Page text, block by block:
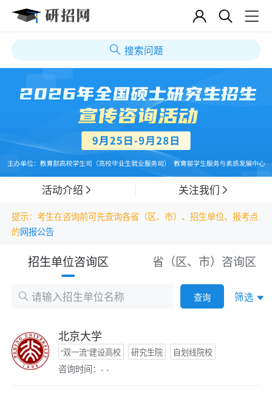
搜索问题
活动介绍 关注我们
提示：考生在咨询前可先查询各省（区、市）、招生单位、报考点
的网报公告
招生单位咨询区 省（区、市）咨询区
查询 筛选
北京大学
“双一流”建设高校 研究生院 自划线院校
咨询时间：- -